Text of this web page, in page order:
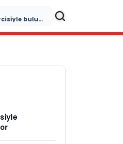
“Düğün Şarkıcısı” seyircisiyle buluşmak için gün sayıyor